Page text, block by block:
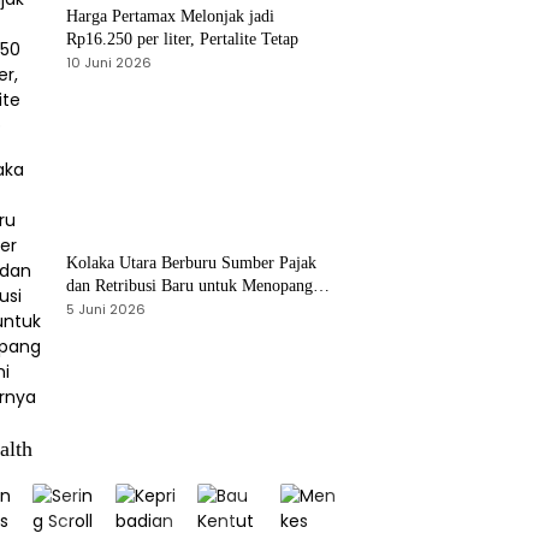
Harga Pertamax Melonjak jadi
Rp16.250 per liter, Pertalite Tetap
10 Juni 2026
Kolaka Utara Berburu Sumber Pajak
dan Retribusi Baru untuk Menopang
PAD, Ini Daftarnya
5 Juni 2026